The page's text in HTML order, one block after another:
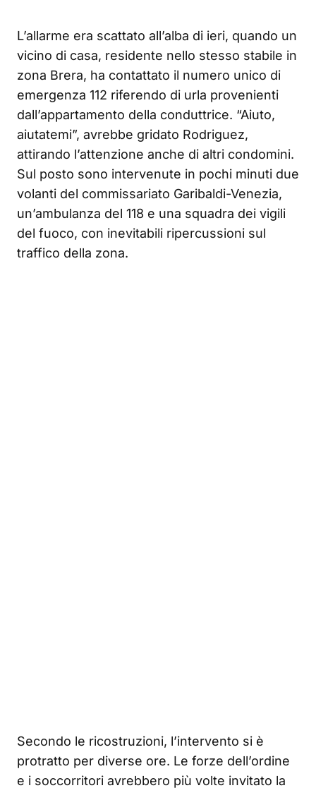
L’allarme era scattato all’alba di ieri, quando un
vicino di casa, residente nello stesso stabile in
zona Brera, ha contattato il numero unico di
emergenza 112 riferendo di urla provenienti
dall’appartamento della conduttrice. “Aiuto,
aiutatemi”, avrebbe gridato Rodriguez,
attirando l’attenzione anche di altri condomini.
Sul posto sono intervenute in pochi minuti due
volanti del commissariato Garibaldi-Venezia,
un’ambulanza del 118 e una squadra dei vigili
del fuoco, con inevitabili ripercussioni sul
traffico della zona.
Secondo le ricostruzioni, l’intervento si è
protratto per diverse ore. Le forze dell’ordine
e i soccorritori avrebbero più volte invitato la